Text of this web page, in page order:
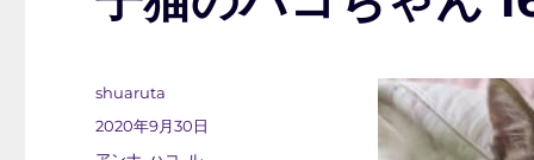
投
稿
shuaruta
投
2020年9月30日